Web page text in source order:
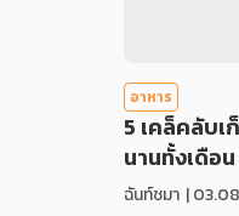
อาหาร
5 เคล็คลับเ
นานทั้งเดือน
ฉันท์ชมา |